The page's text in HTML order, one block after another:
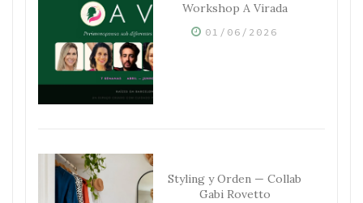
Workshop A Virada
01/06/2026
Styling y Orden — Collab
Gabi Rovetto